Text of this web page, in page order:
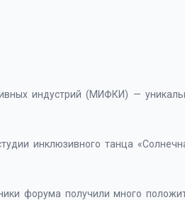
индустрий (МИФКИ) —
инклюзивного танца
форума получили много